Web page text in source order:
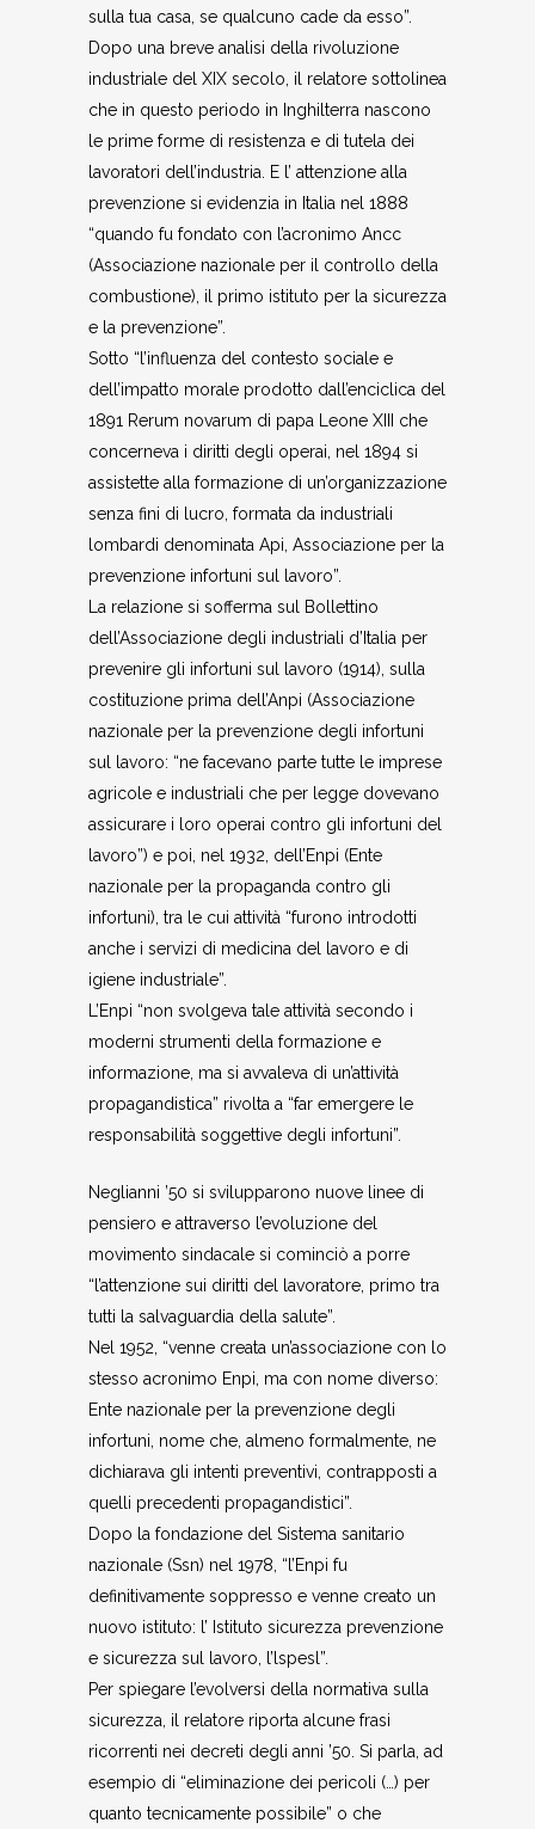
sulla tua casa, se qualcuno cade da esso”.
Dopo una breve analisi della rivoluzione
industriale del XIX secolo, il relatore sottolinea
che in questo periodo in Inghilterra nascono
le prime forme di resistenza e di tutela dei
lavoratori dell’industria. E l’ attenzione alla
prevenzione si evidenzia in Italia nel 1888
“quando fu fondato con l’acronimo Ancc
(Associazione nazionale per il controllo della
combustione), il primo istituto per la sicurezza
e la prevenzione”.
Sotto “l’influenza del contesto sociale e
dell’impatto morale prodotto dall’enciclica del
1891 Rerum novarum di papa Leone XIII che
concerneva i diritti degli operai, nel 1894 si
assistette alla formazione di un’organizzazione
senza fini di lucro, formata da industriali
lombardi denominata Api, Associazione per la
prevenzione infortuni sul lavoro”.
La relazione si sofferma sul Bollettino
dell’Associazione degli industriali d’Italia per
prevenire gli infortuni sul lavoro (1914), sulla
costituzione prima dell’Anpi (Associazione
nazionale per la prevenzione degli infortuni
sul lavoro: “ne facevano parte tutte le imprese
agricole e industriali che per legge dovevano
assicurare i loro operai contro gli infortuni del
lavoro”) e poi, nel 1932, dell’Enpi (Ente
nazionale per la propaganda contro gli
infortuni), tra le cui attività “furono introdotti
anche i servizi di medicina del lavoro e di
igiene industriale”.
L’Enpi “non svolgeva tale attività secondo i
moderni strumenti della formazione e
informazione, ma si avvaleva di un’attività
propagandistica” rivolta a “far emergere le
responsabilità soggettive degli infortuni”.
Neglianni ’50 si svilupparono nuove linee di
pensiero e attraverso l’evoluzione del
movimento sindacale si cominciò a porre
“l’attenzione sui diritti del lavoratore, primo tra
tutti la salvaguardia della salute”.
Nel 1952, “venne creata un’associazione con lo
stesso acronimo Enpi, ma con nome diverso:
Ente nazionale per la prevenzione degli
infortuni, nome che, almeno formalmente, ne
dichiarava gli intenti preventivi, contrapposti a
quelli precedenti propagandistici”.
Dopo la fondazione del Sistema sanitario
nazionale (Ssn) nel 1978, “l’Enpi fu
definitivamente soppresso e venne creato un
nuovo istituto: l’ Istituto sicurezza prevenzione
e sicurezza sul lavoro, l’lspesl”.
Per spiegare l’evolversi della normativa sulla
sicurezza, il relatore riporta alcune frasi
ricorrenti nei decreti degli anni ’50. Si parla, ad
esempio di “eliminazione dei pericoli (…) per
quanto tecnicamente possibile” o che